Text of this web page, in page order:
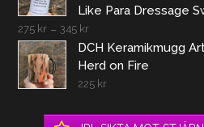
Like Para Dressage
275 kr – 345 kr
DCH Keramikmugg
Herd on Fire
225 kr